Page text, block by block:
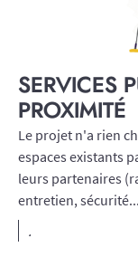
SERVICES
PROXIMITÉ
Le projet n'a rien
espaces existants
leurs partenaires
entretien,
.